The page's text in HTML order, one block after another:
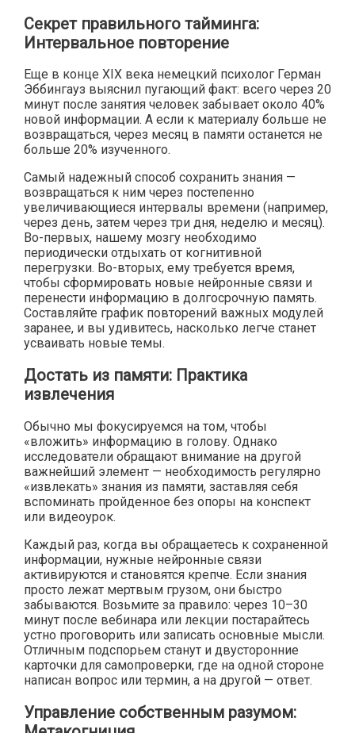
Секрет правильного тайминга:
Интервальное повторение
Еще в конце XIX века немецкий психолог Герман
Эббингауз выяснил пугающий факт: всего через 20
минут после занятия человек забывает около 40%
новой информации. А если к материалу больше не
возвращаться, через месяц в памяти останется не
больше 20% изученного.
Самый надежный способ сохранить знания —
возвращаться к ним через постепенно
увеличивающиеся интервалы времени (например,
через день, затем через три дня, неделю и месяц).
Во-первых, нашему мозгу необходимо
периодически отдыхать от когнитивной
перегрузки. Во-вторых, ему требуется время,
чтобы сформировать новые нейронные связи и
перенести информацию в долгосрочную память.
Составляйте график повторений важных модулей
заранее, и вы удивитесь, насколько легче станет
усваивать новые темы.
Достать из памяти: Практика
извлечения
Обычно мы фокусируемся на том, чтобы
«вложить» информацию в голову. Однако
исследователи обращают внимание на другой
важнейший элемент — необходимость регулярно
«извлекать» знания из памяти, заставляя себя
вспоминать пройденное без опоры на конспект
или видеоурок.
Каждый раз, когда вы обращаетесь к сохраненной
информации, нужные нейронные связи
активируются и становятся крепче. Если знания
просто лежат мертвым грузом, они быстро
забываются. Возьмите за правило: через 10–30
минут после вебинара или лекции постарайтесь
устно проговорить или записать основные мысли.
Отличным подспорьем станут и двусторонние
карточки для самопроверки, где на одной стороне
написан вопрос или термин, а на другой — ответ.
Управление собственным разумом: